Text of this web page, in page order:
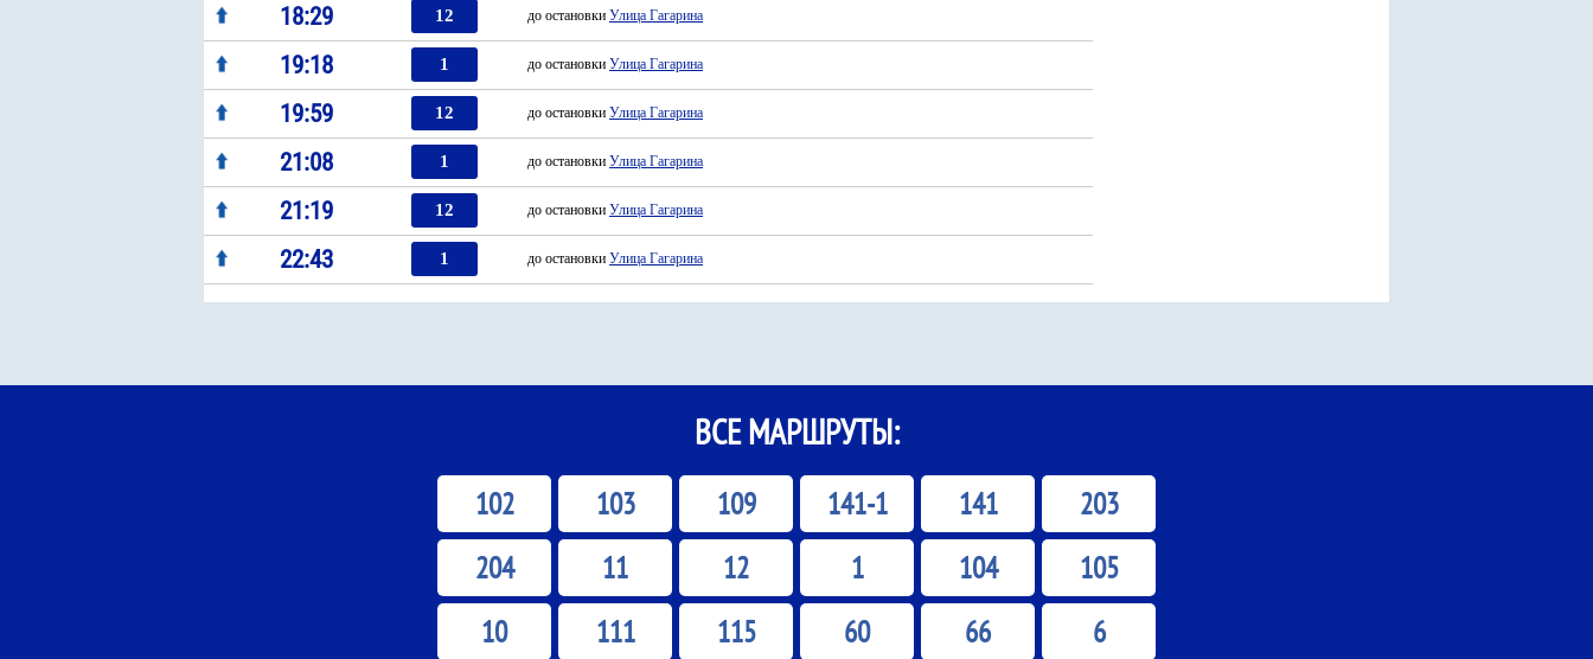
18:29 12 до остановки Улица Гагарина
19:18 1 до остановки Улица Гагарина
19:59 12 до остановки Улица Гагарина
21:08 1 до остановки Улица Гагарина
21:19 12 до остановки Улица Гагарина
22:43 1 до остановки Улица Гагарина
ВСЕ МАРШРУТЫ:
102 103 109 141-1 141
203
204
11 12 1 104
105
10
111 115 60 66 6